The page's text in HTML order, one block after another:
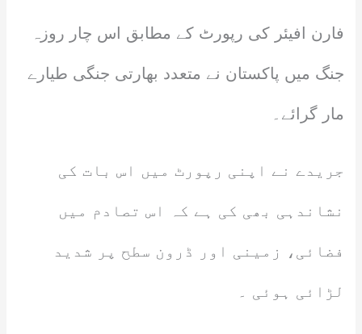
فارن افیئر کی رپورٹ کے مطابق اس چار روزہ
جنگ میں پاکستان نے متعدد بھارتی جنگی طیارے
مار گرائے۔
جریدے نے اپنی رپورٹ میں اس بات کی
نشاندہی بھی کی ہے کہ اس تصادم میں
فضائی، زمینی اور ڈرون سطح پر شدید
لڑائی ہوئی ۔